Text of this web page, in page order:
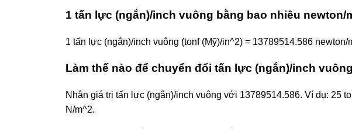
1 tấn lực (ngắn)/inch vuông bằng bao nhiêu newton/
1 tấn lực (ngắn)/inch vuông (tonf (Mỹ)/in^2) = 13789514.586 newton/
Làm thế nào để chuyển đổi tấn lực (ngắn)/inch
Nhân giá trị tấn lực (ngắn)/inch vuông với 13789514.586. Ví dụ: 25
N/m^2.